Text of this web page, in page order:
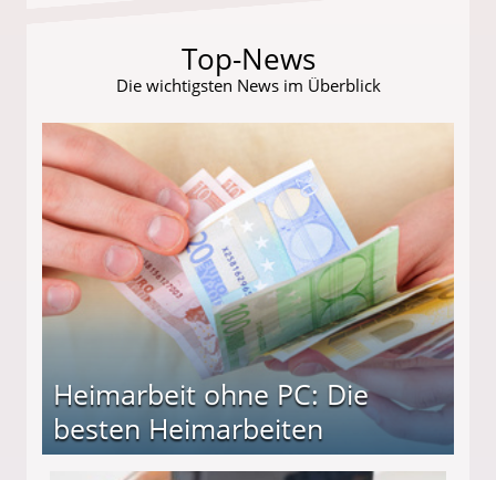
Top-News
Die wichtigsten News im Überblick
Heimarbeit ohne PC: Die
besten Heimarbeiten